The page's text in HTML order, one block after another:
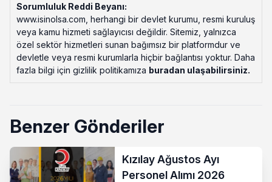
Sorumluluk Reddi Beyanı:
www.isinolsa.com, herhangi bir devlet kurumu, resmi kuruluş
veya kamu hizmeti sağlayıcısı değildir. Sitemiz, yalnızca
özel sektör hizmetleri sunan bağımsız bir platformdur ve
devletle veya resmi kurumlarla hiçbir bağlantısı yoktur. Daha
fazla bilgi için gizlilik politikamıza buradan ulaşabilirsiniz.
Benzer Gönderiler
Kızılay Ağustos Ayı
Personel Alımı 2026